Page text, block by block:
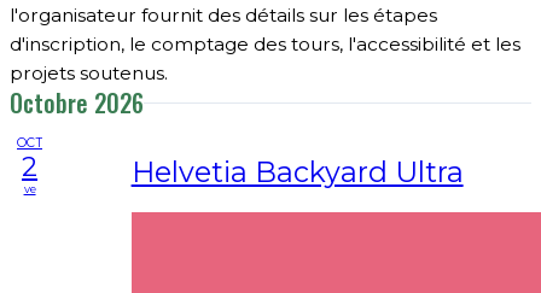
l'organisateur fournit des détails sur les étapes
d'inscription, le comptage des tours, l'accessibilité et les
projets soutenus.
Octobre 2026
OCT
2
ve Helvetia Backyard Ultra